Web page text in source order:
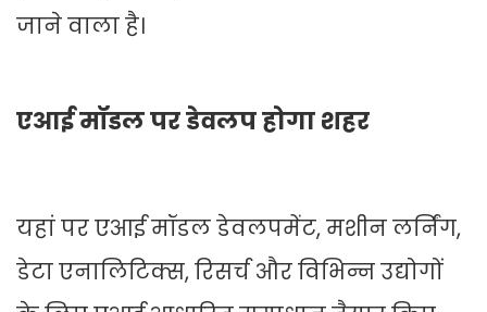
जाने वाला है।
एआई मॉडल पर डेवलप होगा शहर
यहां पर एआई मॉडल डेवलपमेंट, मशीन लर्निंग,
डेटा एनालिटिक्स, रिसर्च और विभिन्न उद्योगों